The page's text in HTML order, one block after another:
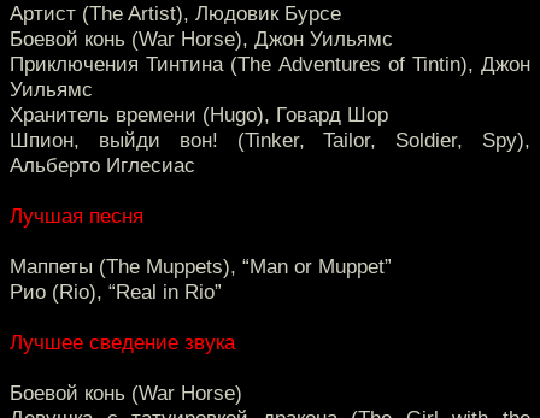
Артист (The Artist), Людовик Бурсе
Боевой конь (War Horse), Джон Уильямс
Приключения Тинтина (The Adventures of Tintin), Джон
Уильямс
Хранитель времени (Hugo), Говард Шор
Шпион, выйди вон! (Tinker, Tailor, Soldier, Spy),
Альберто Иглесиас
Лучшая песня
Маппеты (The Muppets), “Man or Muppet”
Рио (Rio), “Real in Rio”
Лучшее сведение звука
Боевой конь (War Horse)